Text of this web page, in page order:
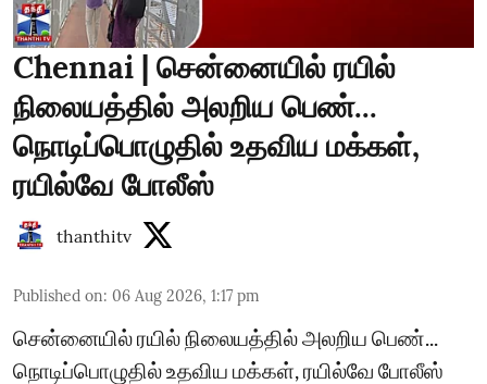
Chennai | சென்னையில் ரயில்
நிலையத்தில் அலறிய பெண்...
நொடிப்பொழுதில் உதவிய மக்கள்,
ரயில்வே போலீஸ்
thanthitv
Published on: 06 Aug 2026, 1:17 pm
சென்னையில் ரயில் நிலையத்தில் அலறிய பெண்...
நொடிப்பொழுதில் உதவிய மக்கள், ரயில்வே போலீஸ்